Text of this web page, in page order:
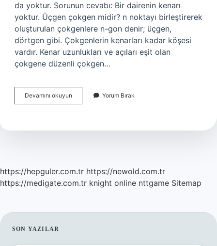
da yoktur. Sorunun cevabı: Bir dairenin kenarı
yoktur. Üçgen çokgen midir? n noktayı birleştirerek
oluşturulan çokgenlere n-gon denir; üçgen,
dörtgen gibi. Çokgenlerin kenarları kadar köşesi
vardır. Kenar uzunlukları ve açıları eşit olan
çokgene düzenli çokgen…
Devamını okuyun
Çokgen
Yorum Bırak
https://hepguler.com.tr https://newold.com.tr
https://medigate.com.tr knight online nttgame Sitemap
SIDEBAR
SON YAZILAR